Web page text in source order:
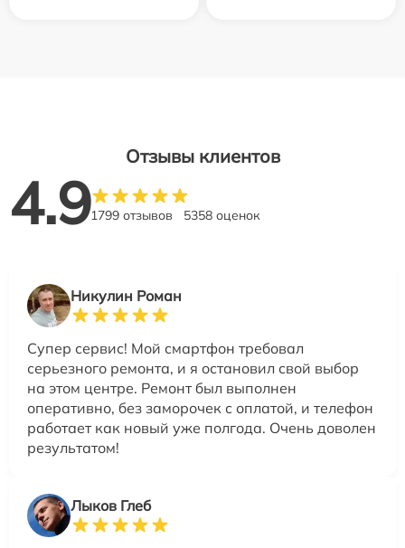
Отзывы клиентов
4.91799 отзывов 5358 оценок
Никулин Роман
Супер сервис! Мой смартфон требовал
серьезного ремонта, и я остановил свой выбор
на этом центре. Ремонт был выполнен
оперативно, без заморочек с оплатой, и телефон
работает как новый уже полгода. Очень доволен
результатом!
Лыков Глеб